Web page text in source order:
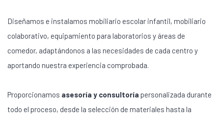
Diseñamos e instalamos mobiliario escolar infantil, mobiliario
colaborativo, equipamiento para laboratorios y áreas de
comedor, adaptándonos a las necesidades de cada centro y
aportando nuestra experiencia comprobada.
Proporcionamos asesoría y consultoría personalizada durante
todo el proceso, desde la selección de materiales hasta la